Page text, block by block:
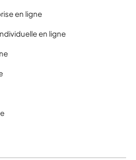
en ligne
en ligne